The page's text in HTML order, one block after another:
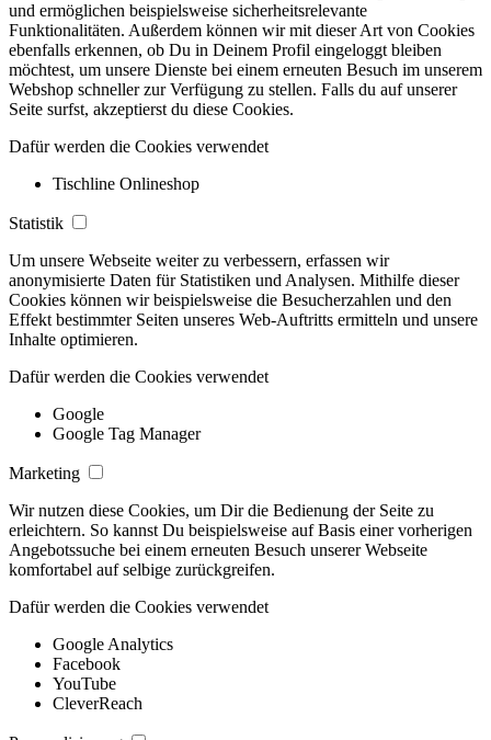
und ermöglichen beispielsweise sicherheitsrelevante
Funktionalitäten. Außerdem können wir mit dieser Art von Cookies
ebenfalls erkennen, ob Du in Deinem Profil eingeloggt bleiben
möchtest, um unsere Dienste bei einem erneuten Besuch im unserem
Webshop schneller zur Verfügung zu stellen. Falls du auf unserer
Seite surfst, akzeptierst du diese Cookies.
Dafür werden die Cookies verwendet
Tischline Onlineshop
Statistik
Um unsere Webseite weiter zu verbessern, erfassen wir
anonymisierte Daten für Statistiken und Analysen. Mithilfe dieser
Cookies können wir beispielsweise die Besucherzahlen und den
Effekt bestimmter Seiten unseres Web-Auftritts ermitteln und unsere
Inhalte optimieren.
Dafür werden die Cookies verwendet
Google
Google Tag Manager
Marketing
Wir nutzen diese Cookies, um Dir die Bedienung der Seite zu
erleichtern. So kannst Du beispielsweise auf Basis einer vorherigen
Angebotssuche bei einem erneuten Besuch unserer Webseite
komfortabel auf selbige zurückgreifen.
Dafür werden die Cookies verwendet
Google Analytics
Facebook
YouTube
CleverReach